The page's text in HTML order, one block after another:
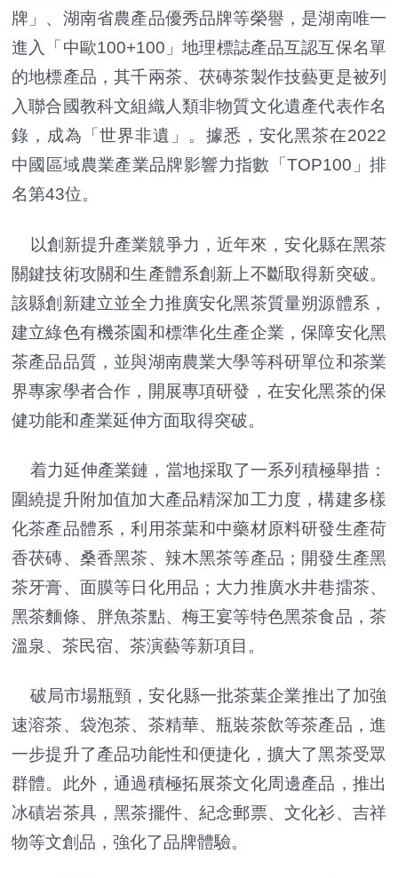
牌」、湖南省農產品優秀品牌等榮譽，是湖南唯一
進入「中歐100+100」地理標誌產品互認互保名單
的地標產品，其千兩茶、茯磚茶製作技藝更是被列
入聯合國教科文組織人類非物質文化遺產代表作名
錄，成為「世界非遺」。據悉，安化黑茶在2022
中國區域農業產業品牌影響力指數「TOP100」排
名第43位。
以創新提升產業競爭力，近年來，安化縣在黑茶
關鍵技術攻關和生產體系創新上不斷取得新突破。
該縣創新建立並全力推廣安化黑茶質量朔源體系，
建立綠色有機茶園和標準化生產企業，保障安化黑
茶產品品質，並與湖南農業大學等科研單位和茶業
界專家學者合作，開展專項研發，在安化黑茶的保
健功能和產業延伸方面取得突破。
着力延伸產業鏈，當地採取了一系列積極舉措：
圍繞提升附加值加大產品精深加工力度，構建多樣
化茶產品體系，利用茶葉和中藥材原料研發生產荷
香茯磚、桑香黑茶、辣木黑茶等產品；開發生產黑
茶牙膏、面膜等日化用品；大力推廣水井巷擂茶、
黑茶麵條、胖魚茶點、梅王宴等特色黑茶食品，茶
溫泉、茶民宿、茶演藝等新項目。
破局市場瓶頸，安化縣一批茶葉企業推出了加強
速溶茶、袋泡茶、茶精華、瓶裝茶飲等茶產品，進
一步提升了產品功能性和便捷化，擴大了黑茶受眾
群體。此外，通過積極拓展茶文化周邊產品，推出
冰磧岩茶具，黑茶擺件、紀念郵票、文化衫、吉祥
物等文創品，強化了品牌體驗。